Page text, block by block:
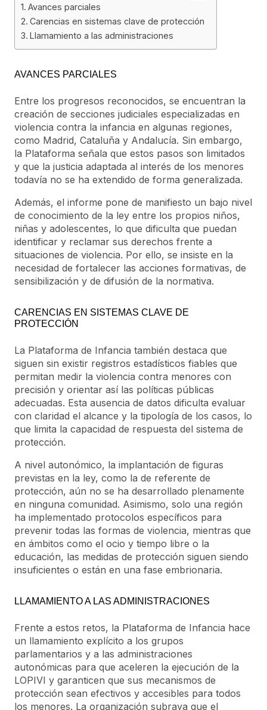
Avances parciales
Carencias en sistemas clave de protección
Llamamiento a las administraciones
AVANCES PARCIALES
Entre los progresos reconocidos, se encuentran la
creación de secciones judiciales especializadas en
violencia contra la infancia en algunas regiones,
como Madrid, Cataluña y Andalucía. Sin embargo,
la Plataforma señala que estos pasos son limitados
y que la justicia adaptada al interés de los menores
todavía no se ha extendido de forma generalizada.
Además, el informe pone de manifiesto un bajo nivel
de conocimiento de la ley entre los propios niños,
niñas y adolescentes, lo que dificulta que puedan
identificar y reclamar sus derechos frente a
situaciones de violencia. Por ello, se insiste en la
necesidad de fortalecer las acciones formativas, de
sensibilización y de difusión de la normativa.
CARENCIAS EN SISTEMAS CLAVE DE
PROTECCIÓN
La Plataforma de Infancia también destaca que
siguen sin existir registros estadísticos fiables que
permitan medir la violencia contra menores con
precisión y orientar así las políticas públicas
adecuadas. Esta ausencia de datos dificulta evaluar
con claridad el alcance y la tipología de los casos, lo
que limita la capacidad de respuesta del sistema de
protección.
A nivel autonómico, la implantación de figuras
previstas en la ley, como la de referente de
protección, aún no se ha desarrollado plenamente
en ninguna comunidad. Asimismo, solo una región
ha implementado protocolos específicos para
prevenir todas las formas de violencia, mientras que
en ámbitos como el ocio y tiempo libre o la
educación, las medidas de protección siguen siendo
insuficientes o están en una fase embrionaria.
LLAMAMIENTO A LAS ADMINISTRACIONES
Frente a estos retos, la Plataforma de Infancia hace
un llamamiento explícito a los grupos
parlamentarios y a las administraciones
autonómicas para que aceleren la ejecución de la
LOPIVI y garanticen que sus mecanismos de
protección sean efectivos y accesibles para todos
los menores. La organización subraya que el